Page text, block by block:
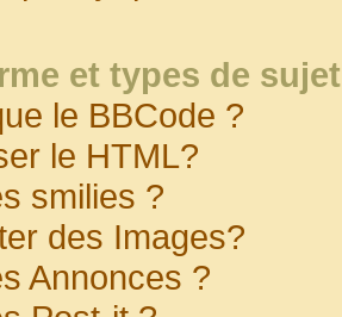
et types de
le BBCode ?
le HTML?
smilies ?
des Images?
Annonces ?